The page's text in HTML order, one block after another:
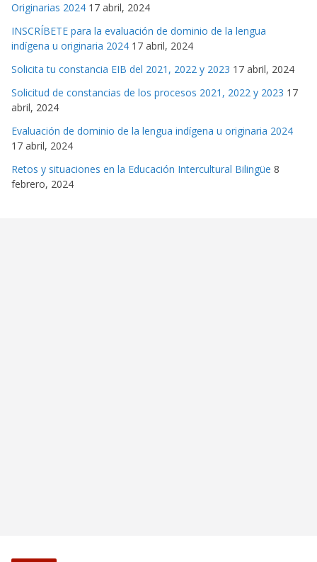
Originarias 2024 17 abril, 2024
INSCRÍBETE para la evaluación de dominio de la lengua
indígena u originaria 2024 17 abril, 2024
Solicita tu constancia EIB del 2021, 2022 y 2023 17 abril, 2024
Solicitud de constancias de los procesos 2021, 2022 y 2023 17
abril, 2024
Evaluación de dominio de la lengua indígena u originaria 2024
17 abril, 2024
Retos y situaciones en la Educación Intercultural Bilingüe 8
febrero, 2024